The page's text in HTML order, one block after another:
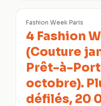
Fashion Week Paris
4 Fashion
(Couture
Prêt-à-
octobre).
défilés, 20